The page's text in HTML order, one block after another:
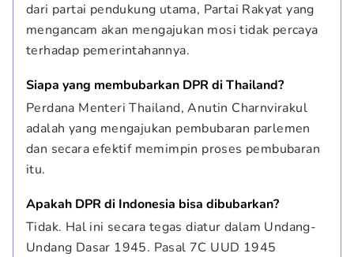
dari partai pendukung utama, Partai Rakyat yang
mengancam akan mengajukan mosi tidak percaya
terhadap pemerintahannya.
Siapa yang membubarkan DPR di Thailand?
Perdana Menteri Thailand, Anutin Charnvirakul
adalah yang mengajukan pembubaran parlemen
dan secara efektif memimpin proses pembubaran
itu.
Apakah DPR di Indonesia bisa dibubarkan?
Tidak. Hal ini secara tegas diatur dalam Undang-
Undang Dasar 1945. Pasal 7C UUD 1945